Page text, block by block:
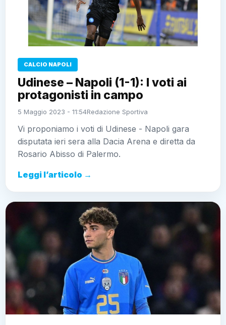
CALCIO NAPOLI
Udinese – Napoli (1-1): I voti ai
protagonisti in campo
5 Maggio 2023 - 11:54Redazione Sportiva
Vi proponiamo i voti di Udinese - Napoli gara
disputata ieri sera alla Dacia Arena e diretta da
Rosario Abisso di Palermo.
Leggi l’articolo →